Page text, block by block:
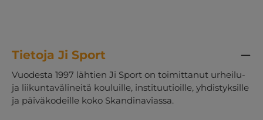
Tietoja Ji Sport
Vuodesta 1997 lähtien Ji Sport on toimittanut urheilu-
ja liikuntavälineitä kouluille, instituutioille, yhdistyksille
ja päiväkodeille koko Skandinaviassa.